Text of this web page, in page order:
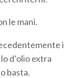
le mani.
i
d’olio extra
basta.